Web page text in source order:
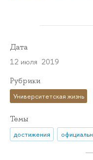
Дата
12 июля 2019
Рубрики
Университетская жизнь
Темы
достижения